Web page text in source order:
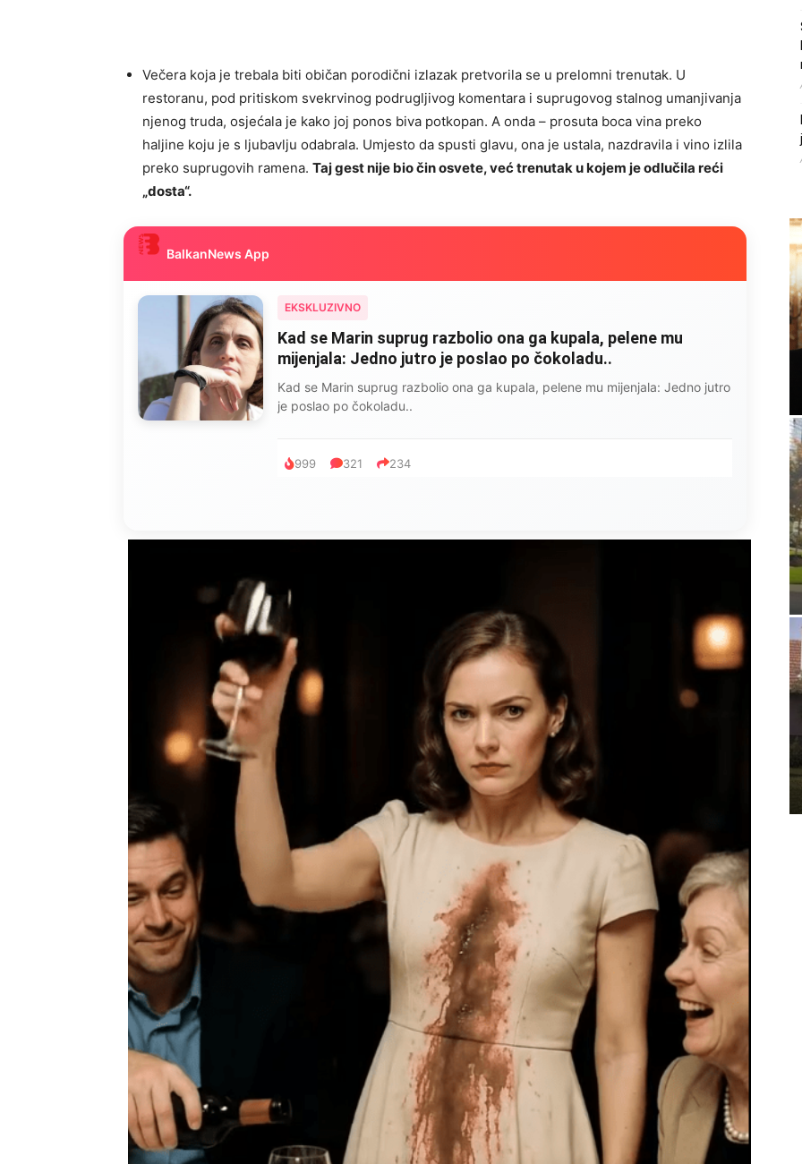
Večera koja je trebala biti običan porodični izlazak pretvorila se u prelomni trenutak. U
restoranu, pod pritiskom svekrvinog podrugljivog komentara i suprugovog stalnog umanjivanja
njenog truda, osjećala je kako joj ponos biva potkopan. A onda – prosuta boca vina preko
haljine koju je s ljubavlju odabrala. Umjesto da spusti glavu, ona je ustala, nazdravila i vino izlila
preko suprugovih ramena. Taj gest nije bio čin osvete, već trenutak u kojem je odlučila reći
„dosta“.
BalkanNews App
EKSKLUZIVNO
Kad se Marin suprug razbolio ona ga kupala, pelene mu
mijenjala: Jedno jutro je poslao po čokoladu..
Kad se Marin suprug razbolio ona ga kupala, pelene mu mijenjala: Jedno jutro
je poslao po čokoladu..
999 321 234